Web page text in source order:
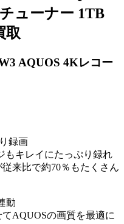
ューナー 1TB
取
AQUOS 4Kレコー
録画
もキレイにたっぷり録れ
来比で約70％もたくさん
動
AQUOSの画質を最適に